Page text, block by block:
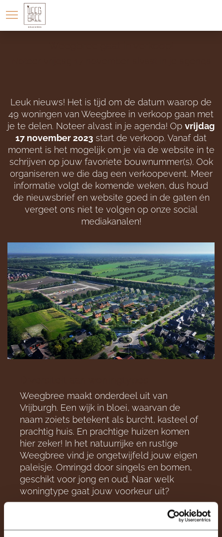
Leuk nieuws! Het is tijd om de datum waarop de
49 woningen van Weegbree in verkoop gaan met
je te delen. Noteer alvast in je agenda! Op vrijdag
17 november 2023 start de verkoop. Vanaf dat
moment is het mogelijk om je via de website in te
schrijven op jouw favoriete bouwnummer(s). Ook
organiseren we die dag een verkoopevent. Meer
informatie volgt de komende weken, dus houd
de nieuwsbrief en website goed in de gaten én
vergeet ons niet te volgen op onze social
mediakanalen!
Weegbree maakt onderdeel uit van
Vrijburgh. Een wijk in bloei, waarvan de
naam zoiets betekent als burcht, kasteel of
prachtig huis. En prachtige huizen komen
hier zeker! In het natuurrijke en rustige
Weegbree vind je ongetwijfeld jouw eigen
paleisje. Omringd door singels en bomen,
geschikt voor jong en oud. Naar welk
woningtype gaat jouw voorkeur uit?